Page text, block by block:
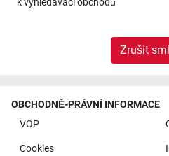
Zrušit
OBCHODNĚ-PRÁVNÍ INFORMACE
VOP
Cookies